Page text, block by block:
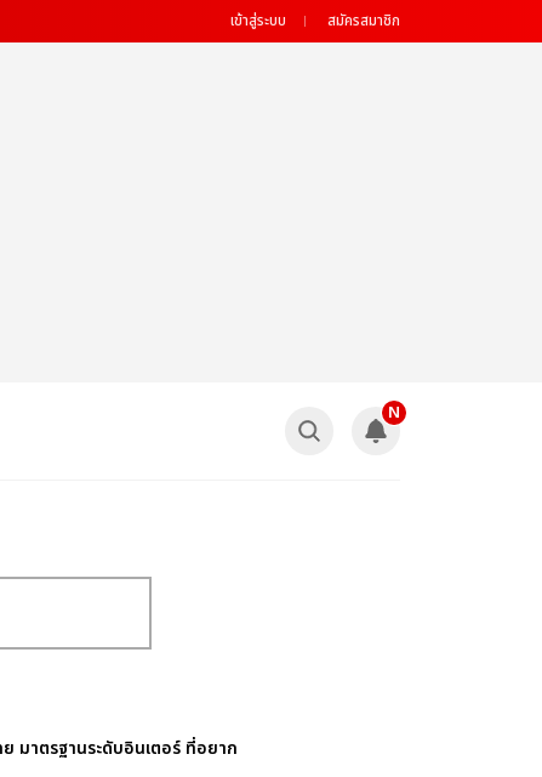
เข้าสู่ระบบ สมัครสมาชิก
N
มาตรฐานระดับอินเตอร์ ที่อยาก